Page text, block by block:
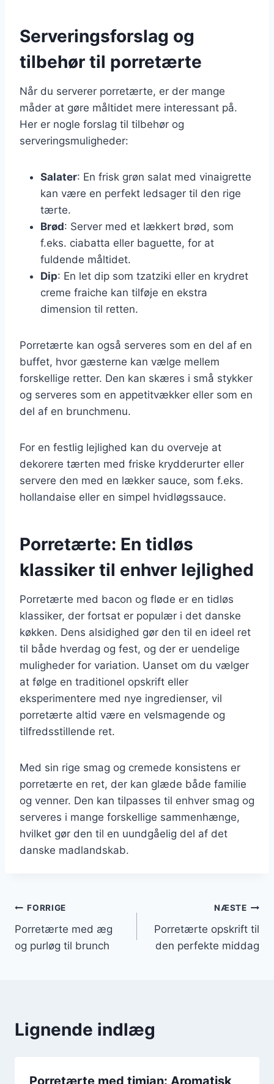
Serveringsforslag og
tilbehør til porretærte
Når du serverer porretærte, er der mange
måder at gøre måltidet mere interessant på.
Her er nogle forslag til tilbehør og
serveringsmuligheder:
Salater: En frisk grøn salat med vinaigrette
kan være en perfekt ledsager til den rige
tærte.
Brød: Server med et lækkert brød, som
f.eks. ciabatta eller baguette, for at
fuldende måltidet.
Dip: En let dip som tzatziki eller en krydret
creme fraiche kan tilføje en ekstra
dimension til retten.
Porretærte kan også serveres som en del af en
buffet, hvor gæsterne kan vælge mellem
forskellige retter. Den kan skæres i små stykker
og serveres som en appetitvækker eller som en
del af en brunchmenu.
For en festlig lejlighed kan du overveje at
dekorere tærten med friske krydderurter eller
servere den med en lækker sauce, som f.eks.
hollandaise eller en simpel hvidløgssauce.
Porretærte: En tidløs
klassiker til enhver lejlighed
Porretærte med bacon og fløde er en tidløs
klassiker, der fortsat er populær i det danske
køkken. Dens alsidighed gør den til en ideel ret
til både hverdag og fest, og der er uendelige
muligheder for variation. Uanset om du vælger
at følge en traditionel opskrift eller
eksperimentere med nye ingredienser, vil
porretærte altid være en velsmagende og
tilfredsstillende ret.
Med sin rige smag og cremede konsistens er
porretærte en ret, der kan glæde både familie
og venner. Den kan tilpasses til enhver smag og
serveres i mange forskellige sammenhænge,
hvilket gør den til en uundgåelig del af det
danske madlandskab.
Indlægsnavigation
FORRIGE
Porretærte med æg
og purløg til brunch
NÆSTE
Porretærte opskrift til
den perfekte middag
Lignende indlæg
Porretærte med timian: Aromatisk